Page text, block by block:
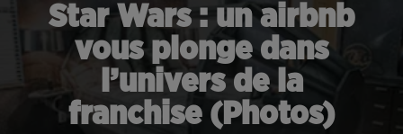
Star Wars : un airbnb
vous plonge dans
l’univers de la
franchise (Photos)